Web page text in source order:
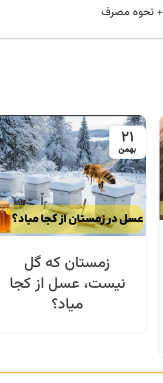
+ نحوه مصرف
21
بهمن
زمستان که گل
نیست، عسل از کجا
میاد؟